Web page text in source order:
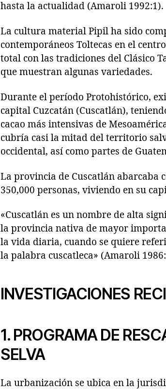
hasta la actualidad (Amaroli 1992:1).
La cultura material Pipil ha sido
contemporáneos Toltecas en el
total con las tradiciones del Clásico
que muestran algunas variedades.
Durante el período Protohistórico,
capital Cuzcatán (Cuscatlán),
cacao más intensivas de
cubría casi la mitad del territorio
occidental, así como partes de
La provincia de Cuscatlán abarcaba
350,000 personas, viviendo en su
«Cuscatlán es un nombre de alta
la provincia nativa de mayor
la vida diaria, cuando se quiere
la palabra cuscatleca» (Amaroli
INVESTIGACIONES
1. PROGRAMA DE
SELVA
La urbanización se ubica en la